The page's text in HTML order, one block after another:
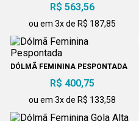
R$ 563,56
ou em 3x de R$ 187,85
DÓLMÃ FEMININA PESPONTADA
R$ 400,75
ou em 3x de R$ 133,58